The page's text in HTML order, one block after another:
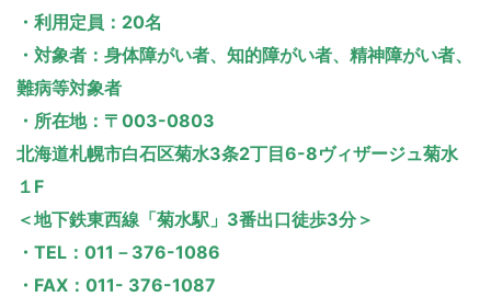
・利用定員：20名
・対象者：身体障がい者、知的障がい者、精神障がい者、
難病等対象者
・所在地：〒003-0803
北海道札幌市白石区菊水3条2丁目6-8ヴィザージュ菊水
１F
＜地下鉄東西線「菊水駅」3番出口徒歩3分＞
・TEL：011－376-1086
・FAX：011- 376-1087